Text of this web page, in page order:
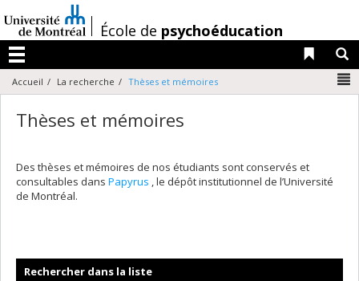
au
contenu
/École de psychoéducation
Menu
Liens
Accueil La recherche Thèses et mémoires
Thèses et mémoires
Des thèses et mémoires de nos étudiants sont conservés et
consultables dans Papyrus , le dépôt institutionnel de l’Université
de Montréal.
Rechercher dans la liste